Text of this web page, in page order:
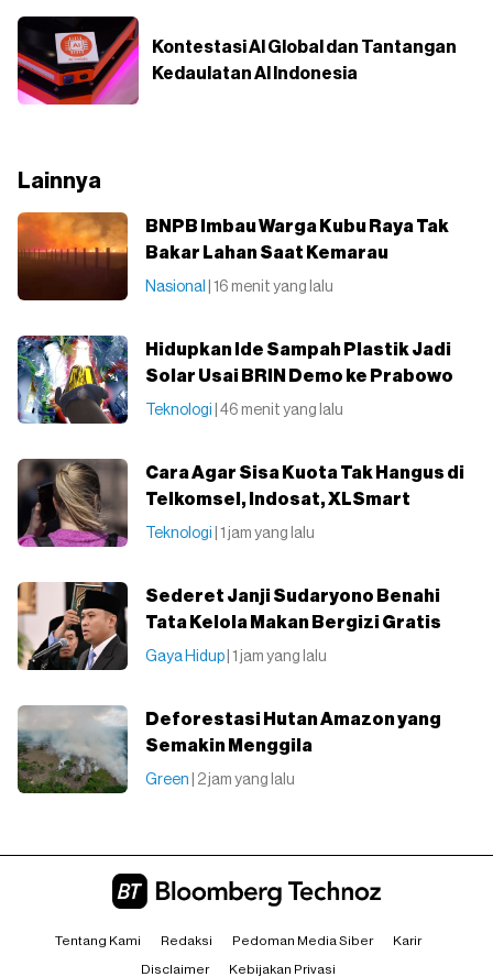
Kontestasi AI Global dan Tantangan
Kedaulatan AI Indonesia
Lainnya
BNPB Imbau Warga Kubu Raya Tak
Bakar Lahan Saat Kemarau
Nasional | 16 menit yang lalu
Hidupkan Ide Sampah Plastik Jadi
Solar Usai BRIN Demo ke Prabowo
Teknologi | 46 menit yang lalu
Cara Agar Sisa Kuota Tak Hangus di
Telkomsel, Indosat, XLSmart
Teknologi | 1 jam yang lalu
Sederet Janji Sudaryono Benahi
Tata Kelola Makan Bergizi Gratis
Gaya Hidup | 1 jam yang lalu
Deforestasi Hutan Amazon yang
Semakin Menggila
Green | 2 jam yang lalu
Tentang Kami Redaksi Pedoman Media Siber Karir
Disclaimer Kebijakan Privasi